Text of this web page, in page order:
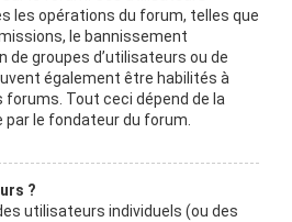
les opérations du forum, telles que
le bannissement
de groupes d’utilisateurs ou de
également être habilités à
forums. Tout ceci dépend de la
le fondateur du forum.
?
utilisateurs individuels (ou des